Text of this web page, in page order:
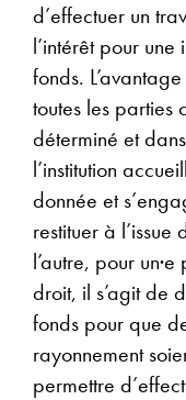
d’effectuer un
l’intérêt pour une
fonds.
toutes les parties
déterminé et
l’institution
donnée et
restituer à
l’autre, pour
droit, il s’agit de
fonds pour que
rayonnement
permettre